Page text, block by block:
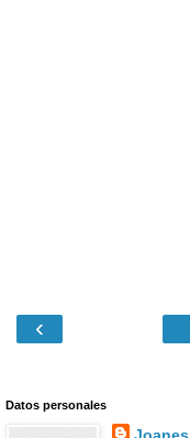
‹
Datos personales
Joanes